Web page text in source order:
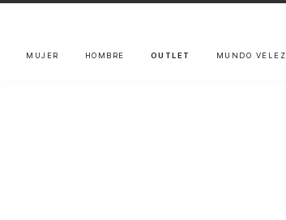
MUJER HOMBRE OUTLET MUNDO VÉLEZ